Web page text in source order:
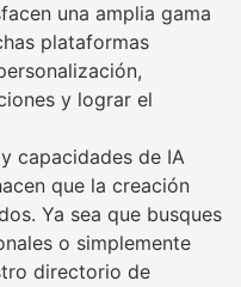
una amplia gama
plataformas
y lograr el
capacidades de IA
que la creación
Ya sea que busques
o simplemente
directorio de